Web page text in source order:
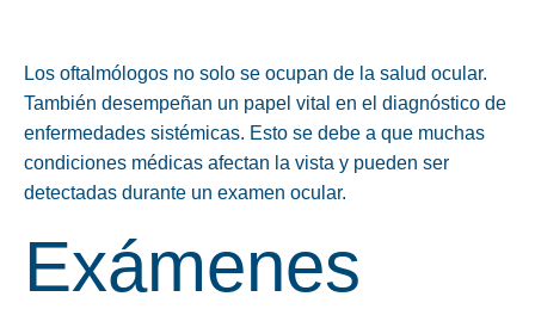
Los oftalmólogos no solo se ocupan de la salud ocular.
También desempeñan un papel vital en el diagnóstico de
enfermedades sistémicas. Esto se debe a que muchas
condiciones médicas afectan la vista y pueden ser
detectadas durante un examen ocular.
Exámenes